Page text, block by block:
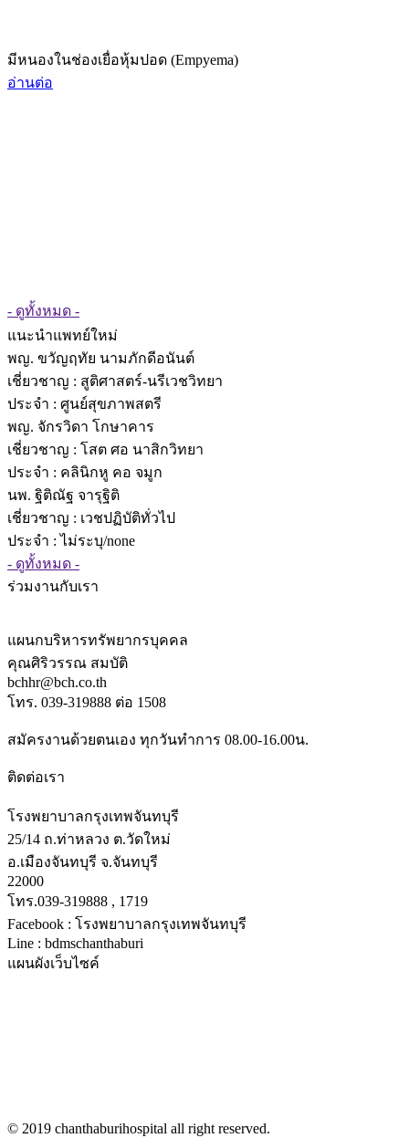
มีหนองในช่องเยื่อหุ้มปอด (Empyema)
อ่านต่อ
- ดูทั้งหมด -
แนะนำแพทย์ใหม่
พญ. ขวัญฤทัย นามภักดีอนันต์
เชี่ยวชาญ : สูติศาสตร์-นรีเวชวิทยา
ประจำ : ศูนย์สุขภาพสตรี
พญ. จักรวิดา โกษาคาร
เชี่ยวชาญ : โสต ศอ นาสิกวิทยา
ประจำ : คลินิกหู คอ จมูก
นพ. ฐิติณัฐ จารุฐิติ
เชี่ยวชาญ : เวชปฏิบัติทั่วไป
ประจำ : ไม่ระบุ/none
- ดูทั้งหมด -
ร่วมงานกับเรา
แผนกบริหารทรัพยากรบุคคล
คุณศิริวรรณ สมบัติ
bchhr@bch.co.th
โทร. 039-319888 ต่อ 1508
สมัครงานด้วยตนเอง ทุกวันทำการ 08.00-16.00น.
ติดต่อเรา
โรงพยาบาลกรุงเทพจันทบุรี
25/14 ถ.ท่าหลวง ต.วัดใหม่
อ.เมืองจันทบุรี จ.จันทบุรี
22000
โทร.039-319888 , 1719
Facebook : โรงพยาบาลกรุงเทพจันทบุรี
Line : bdmschanthaburi
แผนผังเว็บไซค์
© 2019 chanthaburihospital all right reserved.